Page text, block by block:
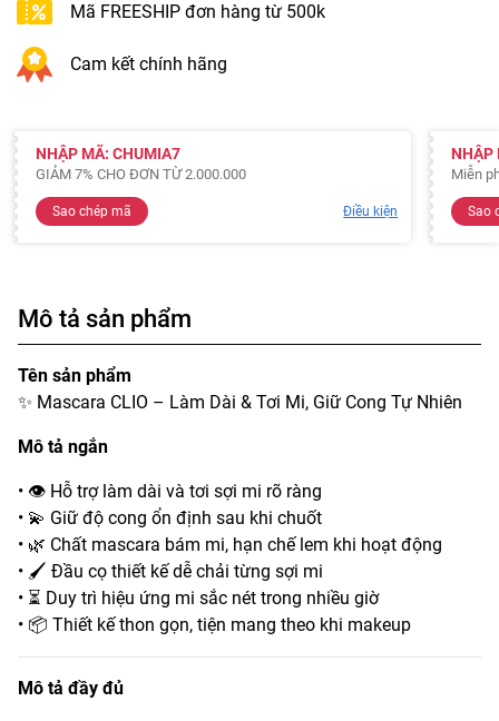
Mã FREESHIP đơn hàng từ 500k
Cam kết chính hãng
NHẬP MÃ: CHUMIA7
GIẢM 7% CHO ĐƠN TỪ 2.000.000
Sao chép mã Điều kiện
NHẬP
Miễn
Sao
Mô tả sản phẩm
Tên sản phẩm
✨ Mascara CLIO – Làm Dài & Tơi Mi, Giữ Cong Tự Nhiên
Mô tả ngắn
• 👁️ Hỗ trợ làm dài và tơi sợi mi rõ ràng
• 💫 Giữ độ cong ổn định sau khi chuốt
• 🌿 Chất mascara bám mi, hạn chế lem khi hoạt động
• 🖌️ Đầu cọ thiết kế dễ chải từng sợi mi
• ⏳ Duy trì hiệu ứng mi sắc nét trong nhiều giờ
• 📦 Thiết kế thon gọn, tiện mang theo khi makeup
Mô tả đầy đủ